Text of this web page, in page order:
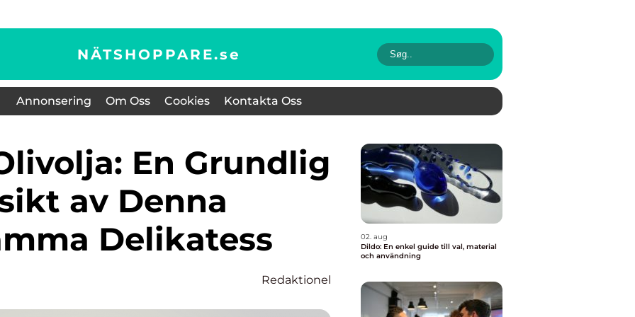
NÄTSHOPPARE.se
Annonsering Om Oss Cookies Kontakta Oss
av Denna
Delikatess
Redaktionel
02. aug
Dildo: En enkel guide till val, material
och användning